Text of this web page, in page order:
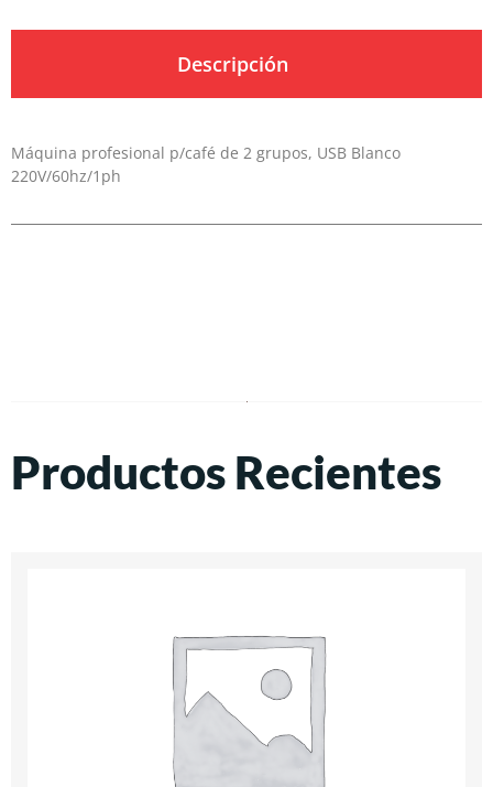
Descripción
Máquina profesional p/café de 2 grupos, USB Blanco
220V/60hz/1ph
Productos Recientes